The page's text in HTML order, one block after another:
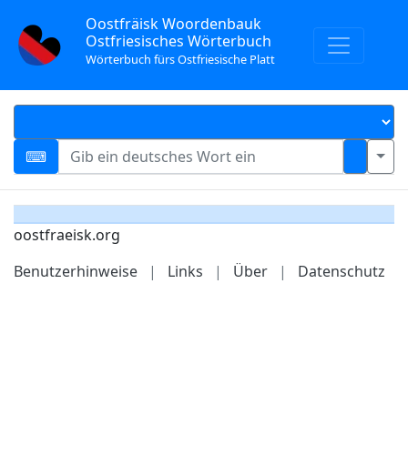
Oostfräisk Woordenbauk
Ostfriesisches Wörterbuch
Wörterbuch fürs Ostfriesische Platt
oostfraeisk.org
Benutzerhinweise
| Links | Über | Datenschutz